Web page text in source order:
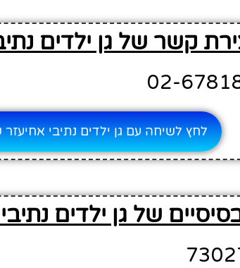
קשר של גן ילדים
לחץ לשיחה עם גן ילדים נתיבי
של גן ילדים